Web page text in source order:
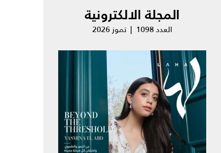
المجلة الالكترونية
العدد 1098 | تموز 2026